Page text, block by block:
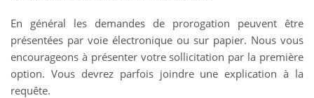
En général les demandes de prorogation peuvent être
présentées par voie électronique ou sur papier. Nous vous
encourageons à présenter votre sollicitation par la première
option. Vous devrez parfois joindre une explication à la
requête.